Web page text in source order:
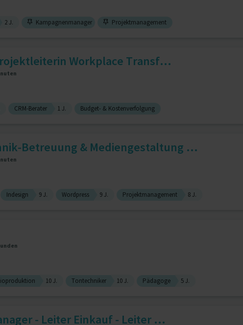
2 J. Kampagnenmanager Projektmanagement
Workplace Transf...
CRM-Berater 1 J. Budget- & Kostenverfolgung
Betreuung & Mediengestaltung ...
Indesign 9 J. Wordpress 9 J. Projektmanagement 8 J.
10 J. Tontechniker 10 J. Pädagoge 5 J.
- Leiter Einkauf - Leiter ...